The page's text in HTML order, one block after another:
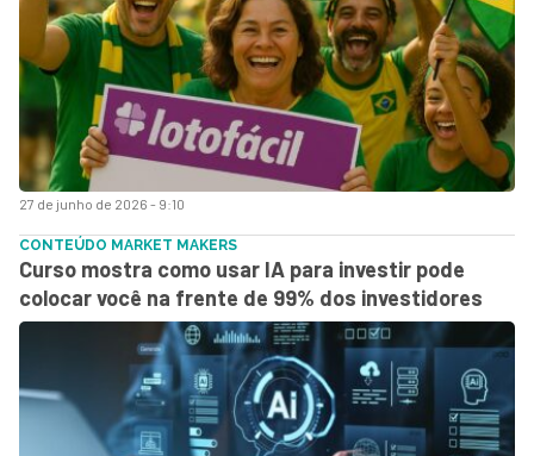
27 de junho de 2026 - 9:10
CONTEÚDO MARKET MAKERS
Curso mostra como usar IA para investir pode
colocar você na frente de 99% dos investidores